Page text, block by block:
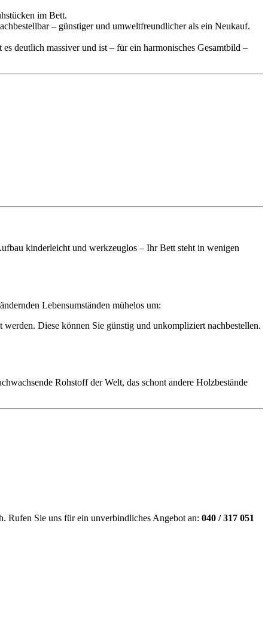
im Bett.
– günstiger und umweltfreundlicher als ein Neukauf.
deutlich massiver und ist – für ein harmonisches Gesamtbild –
kinderleicht und werkzeuglos – Ihr Bett steht in wenigen
Lebensumständen mühelos um:
Diese können Sie günstig und unkompliziert nachbestellen.
Rohstoff der Welt, das schont andere Holzbestände
Rufen Sie uns für ein unverbindliches Angebot an: 040 / 317 051